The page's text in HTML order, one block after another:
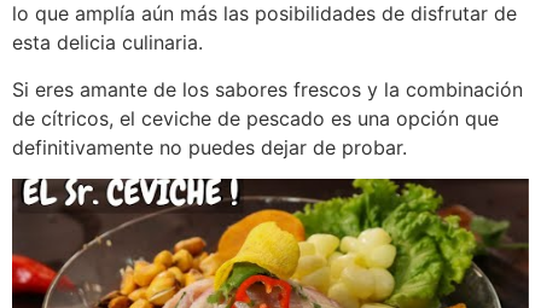
lo que amplía aún más las posibilidades de disfrutar de
esta delicia culinaria.
Si eres amante de los sabores frescos y la combinación
de cítricos, el ceviche de pescado es una opción que
definitivamente no puedes dejar de probar.